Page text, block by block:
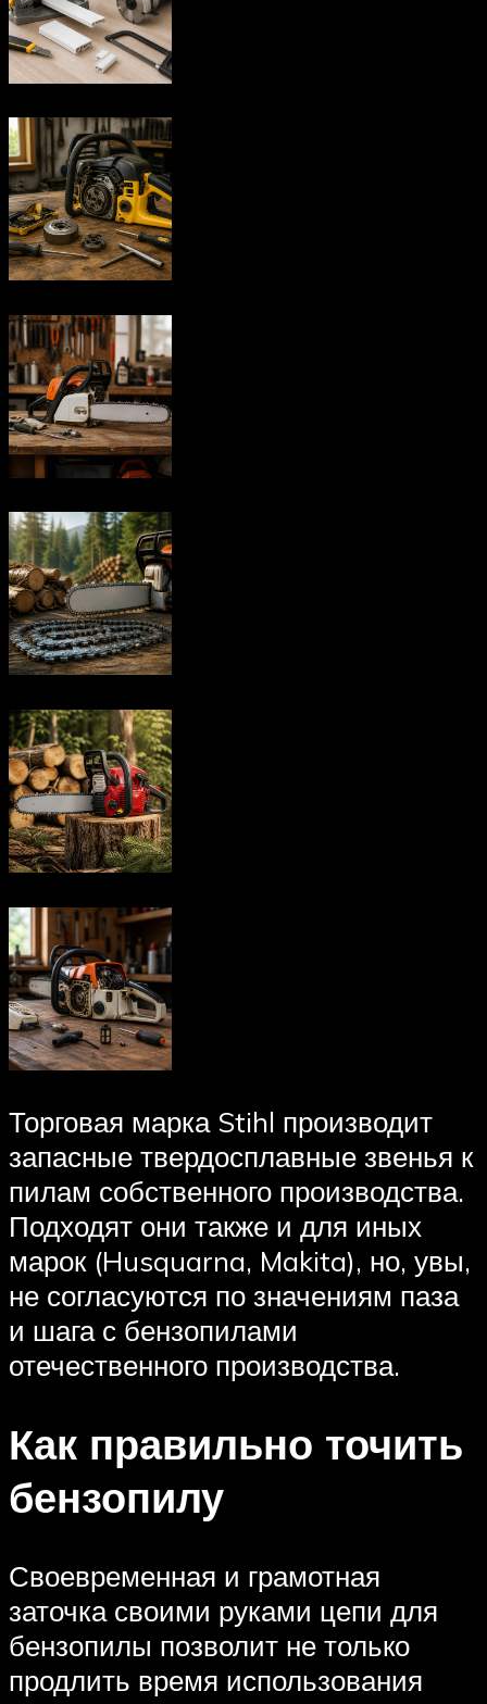
Торговая марка Stihl производит
запасные твердосплавные звенья к
пилам собственного производства.
Подходят они также и для иных
марок (Husquarna, Makita), но, увы,
не согласуются по значениям паза
и шага с бензопилами
отечественного производства.
Как правильно точить
бензопилу
Своевременная и грамотная
заточка своими руками цепи для
бензопилы позволит не только
продлить время использования